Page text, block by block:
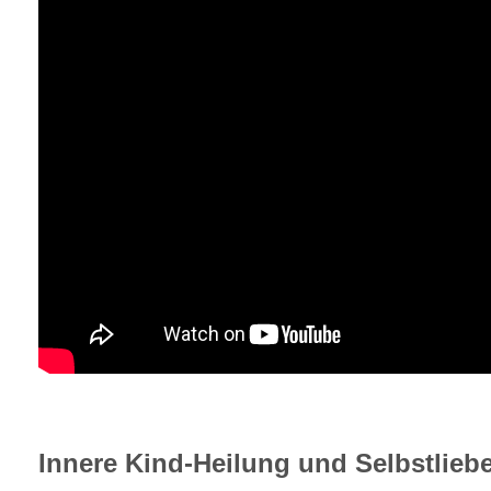
Innere Kind-Heilung und